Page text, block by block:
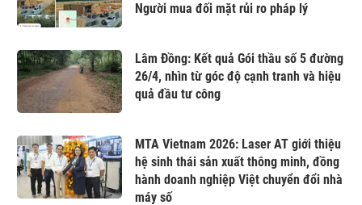
Người mua đối mặt rủi ro pháp lý
Lâm Đồng: Kết quả Gói thầu số 5 đường
26/4, nhìn từ góc độ cạnh tranh và hiệu
quả đầu tư công
MTA Vietnam 2026: Laser AT giới thiệu
hệ sinh thái sản xuất thông minh, đồng
hành doanh nghiệp Việt chuyển đổi nhà
máy số